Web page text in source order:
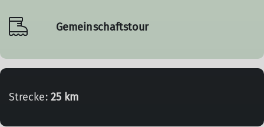
Gemeinschaftstour
Strecke: 25 km